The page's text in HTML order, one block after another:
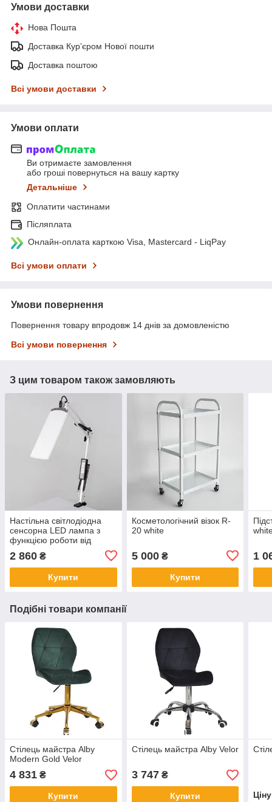
Умови доставки
Нова Пошта
Доставка Курʼєром Нової пошти
Доставка поштою
Всі умови доставки
Умови оплати
Ви отримаєте замовлення
або гроші повернуться на вашу картку
Детальніше
Оплатити частинами
Післяплата
Онлайн-оплата карткою Visa, Mastercard - LiqPay
Всі умови оплати
Умови повернення
Повернення товару впродовж 14 днів за домовленістю
Всі умови повернення
З цим товаром також замовляють
Настільна світлодіодна
сенсорна LED лампа з
функцією роботи від
регулюванням світла X-
LED-20 SW
2 860 ₴
Купити
Косметологічний візок R-
20 white
5 000₴
Купити
1
Подібні товари компанії
Стілець майстра Alby
Modern Gold Velor
4 831 ₴
Купити
Стілець майстра Alby Velor
3 747₴
Купити